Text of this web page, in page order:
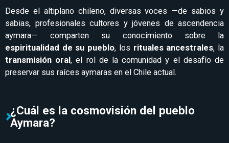
Desde el altiplano chileno, diversas voces —de sabios y
sabias, profesionales cultores y jóvenes de ascendencia
aymara— comparten su conocimiento sobre la
espiritualidad de su pueblo, los rituales ancestrales, la
transmisión oral, el rol de la comunidad y el desafío de
preservar sus raíces aymaras en el Chile actual.
¿Cuál es la cosmovisión del pueblo
Aymara?